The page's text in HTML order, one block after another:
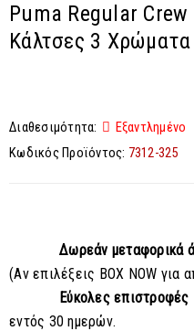
Puma Regular
Κάλτσες 3 Χρώματα
Διαθεσιμότητα:
Εξαντλημένο
Κωδικός Προϊόντος: 7312-325
Δωρεάν μεταφορικά
(Αν επιλέξεις BOX NOW για
Εύκολες επιστροφές
εντός 30 ημερών.